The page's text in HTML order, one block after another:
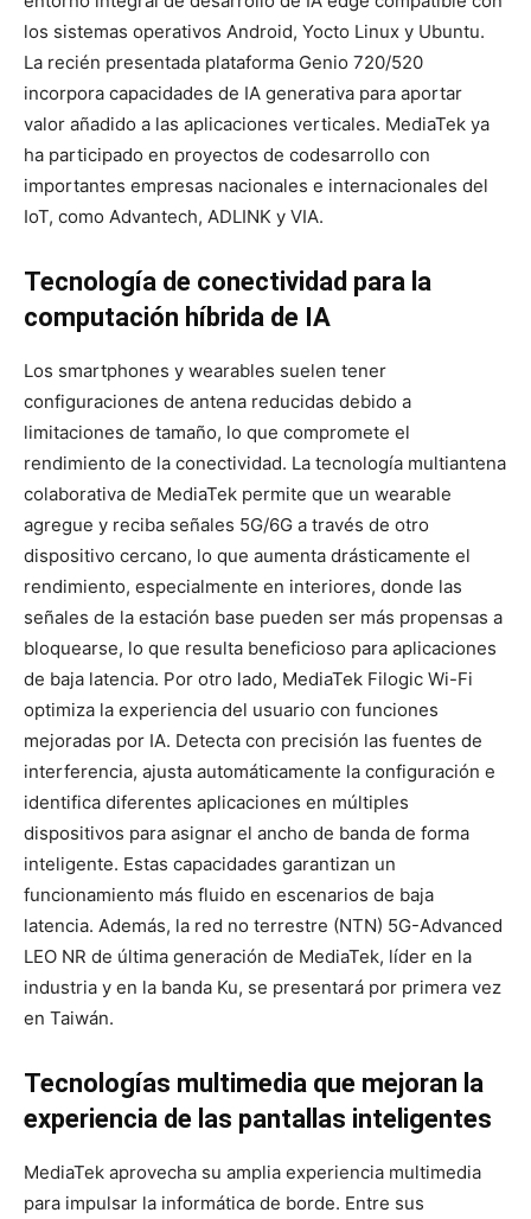
los sistemas operativos Android, Yocto Linux y Ubuntu.
La recién presentada plataforma Genio 720/520
incorpora capacidades de IA generativa para aportar
valor añadido a las aplicaciones verticales. MediaTek ya
ha participado en proyectos de codesarrollo con
importantes empresas nacionales e internacionales del
IoT, como Advantech, ADLINK y VIA.
Tecnología de conectividad para la
computación híbrida de IA
Los smartphones y wearables suelen tener
configuraciones de antena reducidas debido a
limitaciones de tamaño, lo que compromete el
rendimiento de la conectividad. La tecnología multiantena
colaborativa de MediaTek permite que un wearable
agregue y reciba señales 5G/6G a través de otro
dispositivo cercano, lo que aumenta drásticamente el
rendimiento, especialmente en interiores, donde las
señales de la estación base pueden ser más propensas a
bloquearse, lo que resulta beneficioso para aplicaciones
de baja latencia. Por otro lado, MediaTek Filogic Wi-Fi
optimiza la experiencia del usuario con funciones
mejoradas por IA. Detecta con precisión las fuentes de
interferencia, ajusta automáticamente la configuración e
identifica diferentes aplicaciones en múltiples
dispositivos para asignar el ancho de banda de forma
inteligente. Estas capacidades garantizan un
funcionamiento más fluido en escenarios de baja
latencia. Además, la red no terrestre (NTN) 5G-Advanced
LEO NR de última generación de MediaTek, líder en la
industria y en la banda Ku, se presentará por primera vez
en Taiwán.
Tecnologías multimedia que mejoran la
experiencia de las pantallas inteligentes
MediaTek aprovecha su amplia experiencia multimedia
para impulsar la informática de borde. Entre sus